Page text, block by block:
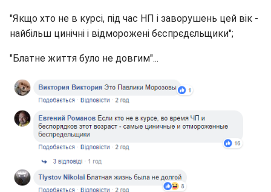
"Якщо хто не в курсі, під час НП і заворушень цей вік -
найбільш цинічні і відморожені бєспрєдєльщики";
"Блатне життя було не довгим"...